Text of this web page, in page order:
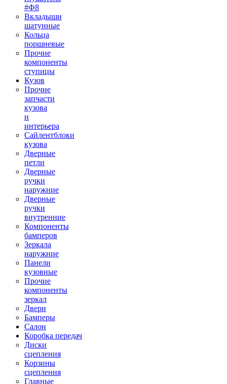
#Ф8
Вкладыши
шатунные
Кольца
поршневые
Прочие
компоненты
ступицы
Кузов
Прочие
запчасти
кузова
и
интерьера
Сайлентблоки
кузова
Дверные
петли
Дверные
ручки
наружние
Дверные
ручки
внутренние
Компоненты
бамперов
Зеркала
наружние
Панели
кузовные
Прочие
компоненты
зеркал
Двери
Бамперы
Салон
Коробка передач
Диски
сцепления
Корзины
сцепления
Главные